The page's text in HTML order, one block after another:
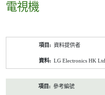
電視機
資料提供者
LG Electronics HK Ltd
參考編號